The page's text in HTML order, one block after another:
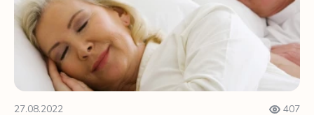
27.08.2022 407